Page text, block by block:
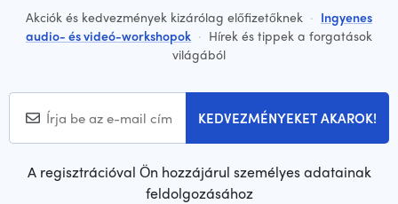
Akciók és kedvezmények kizárólag előfizetőknek · Ingyenes
audio- és videó-workshopok · Hírek és tippek a forgatások
világából
KEDVEZMÉNYEKET AKAROK!
A regisztrációval Ön hozzájárul személyes adatainak
feldolgozásához